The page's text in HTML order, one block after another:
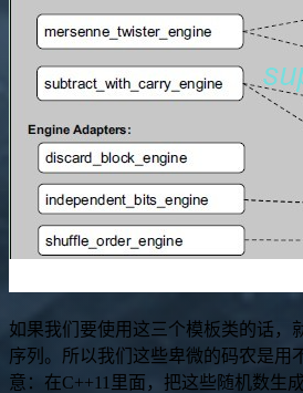
如果我们要使用这三个模板类的话，
序列。所以我们这些卑微的码农是用
意：在C++11里面，把这些随机数生成